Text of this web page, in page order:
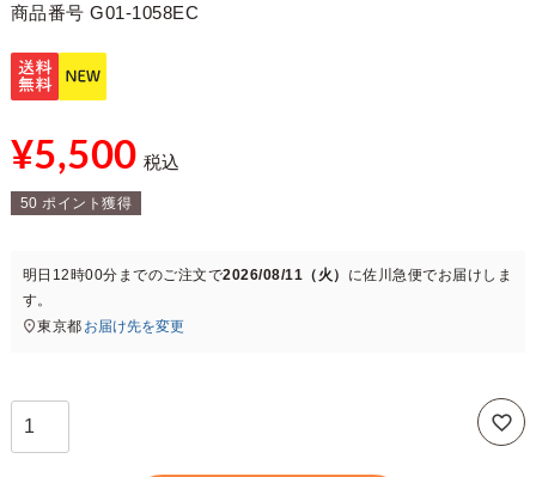
商品番号 G01-1058EC
¥5,500 税込
50 ポイント獲得
明日 12時00分 までのご注文で2026/08/11（火） に佐川急便でお届けしま
す。
東京都 お届け先を変更